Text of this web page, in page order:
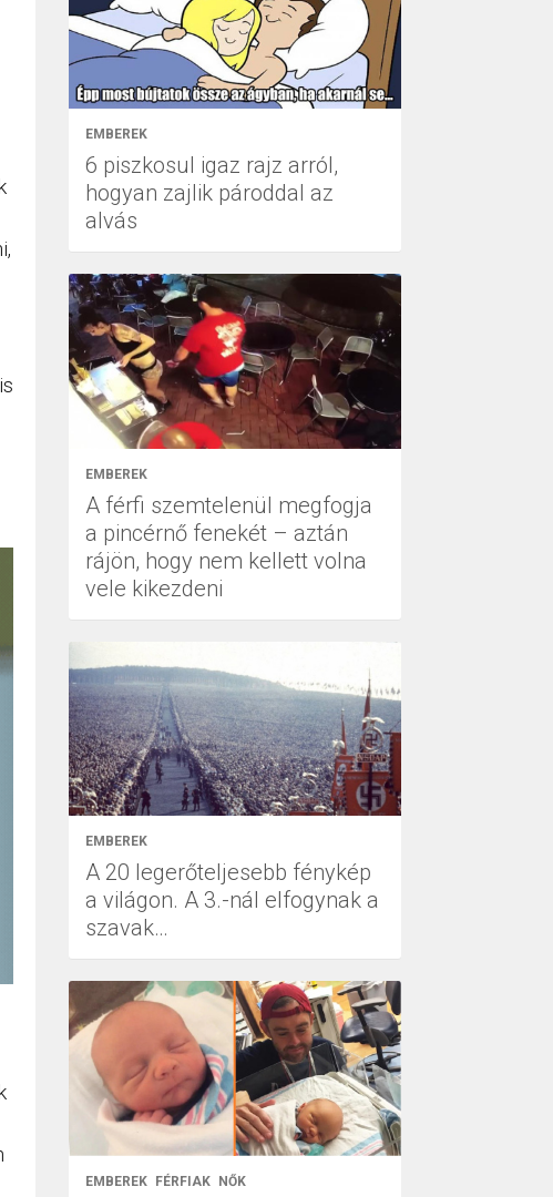
EMBEREK
6 piszkosul igaz rajz arról,
hogyan zajlik pároddal az
alvás
EMBEREK
A férfi szemtelenül megfogja
a pincérnő fenekét – aztán
rájön, hogy nem kellett volna
vele kikezdeni
EMBEREK
A 20 legerőteljesebb fénykép
a világon. A 3.-nál elfogynak a
szavak…
EMBEREK FÉRFIAK NŐK